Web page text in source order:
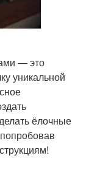
— это
уникальной
ёлочные